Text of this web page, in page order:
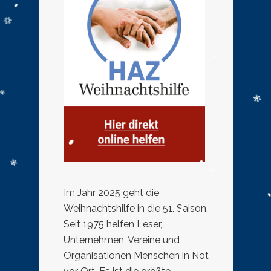
Im Jahr 2025 geht die
Weihnachtshilfe in die 51. Saison.
Seit 1975 helfen Leser,
Unternehmen, Vereine und
Organisationen Menschen in Not